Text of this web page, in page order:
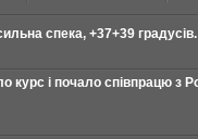
спека, +37+39
курс і почало співпрацю з